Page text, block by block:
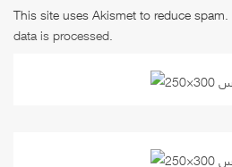
This site uses Akismet to reduce spam.
data is processed.